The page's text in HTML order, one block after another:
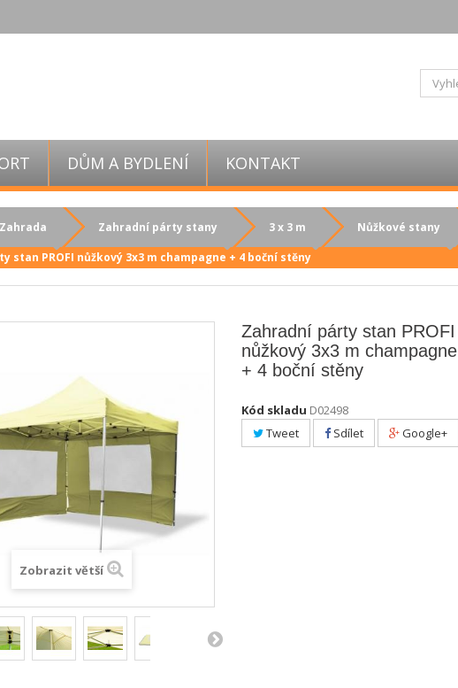
DŮM A BYDLENÍ KONTAKT
Zahrada Zahradní párty stany 3 x 3 m Nůžkové stany
stan PROFI nůžkový 3x3 m champagne + 4 boční stěny
Zobrazit větší
Zahradní párty stan PROFI
nůžkový 3x3 m champagne
+ 4 boční stěny
Kód skladu D02498
Tweet
Sdílet Google+